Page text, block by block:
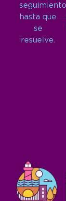
seguimiento
hasta que
se
resuelve.